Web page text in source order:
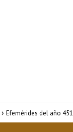
Efemérides del año 451